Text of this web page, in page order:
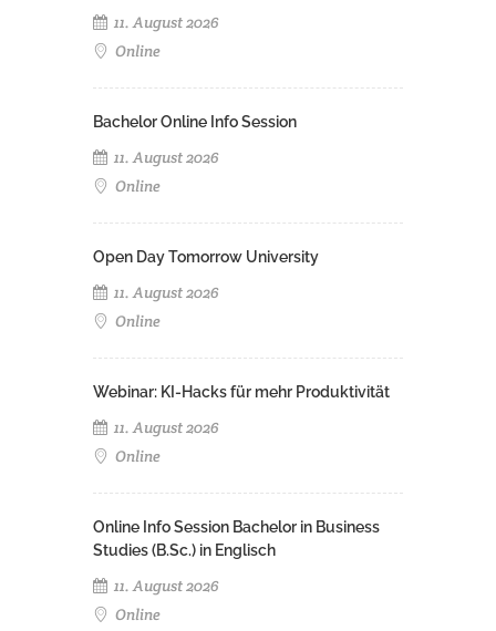
11. August 2026
Online
Bachelor Online Info Session
11. August 2026
Online
Open Day Tomorrow University
11. August 2026
Online
Webinar: KI-Hacks für mehr Produktivität
11. August 2026
Online
Online Info Session Bachelor in Business
Studies (B.Sc.) in Englisch
11. August 2026
Online